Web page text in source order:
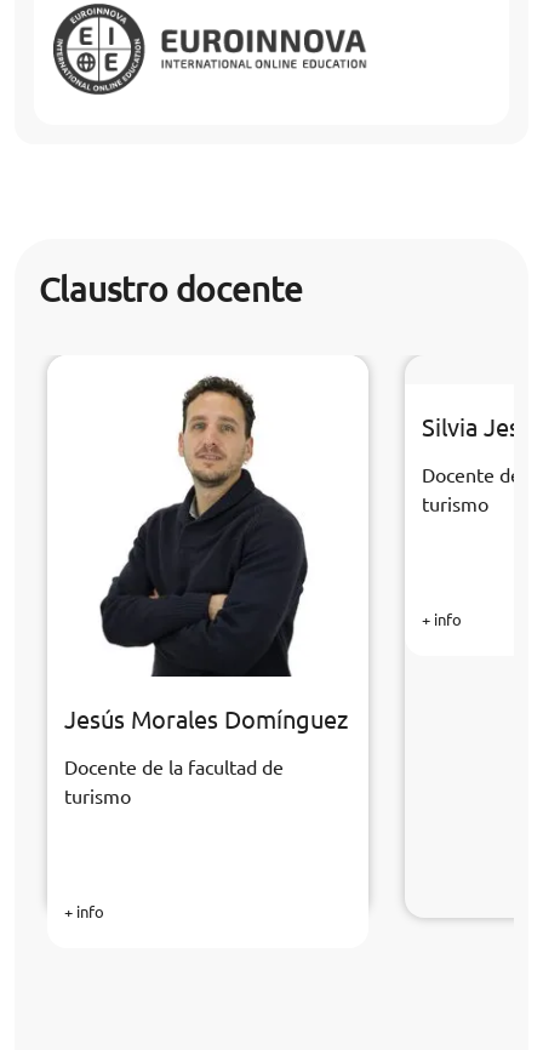
Claustro docente
Jesús Morales Domínguez
Docente de la facultad de
turismo
+ info
Silvia
Docente de
turismo
+ info